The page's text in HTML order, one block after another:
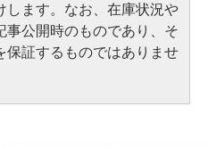
します。なお、在庫状況や
事公開時のものであり、そ
保証するものではありませ